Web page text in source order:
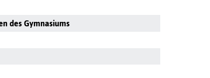
des Gymnasiums